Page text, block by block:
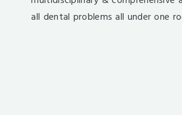
all dental problems all under one